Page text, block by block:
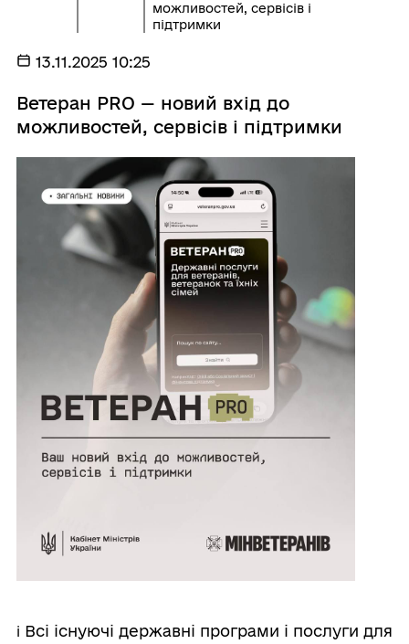
можливостей, сервісів і
підтримки
13.11.2025 10:25
Ветеран PRO — новий вхід до
можливостей, сервісів і підтримки
ℹ️ Всі існуючі державні програми і послуги для